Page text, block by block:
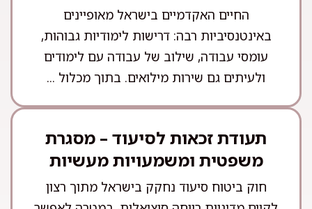
החיים האקדמיים בישראל מאופיינים
באינטנסיביות רבה: דרישות לימודיות גבוהות,
עומסי עבודה, שילוב של עבודה עם לימודים
ולעיתים גם שירות מילואים. בתוך מכלול ...
תעודת זכאות לסיעוד – מסגרת
משפטית ומשמעויות מעשיות
חוק ביטוח סיעוד נחקק בישראל מתוך רצון